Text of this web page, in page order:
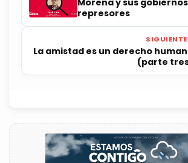
Morena y sus gobiernos
represores
SIGUIENTE
La amistad es un derecho
(parte